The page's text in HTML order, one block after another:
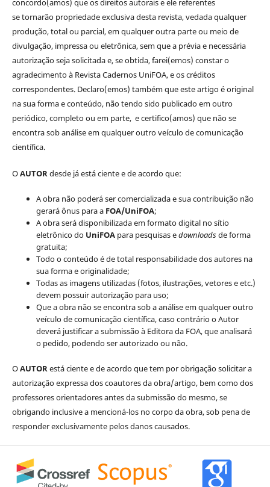
concordo(amos) que os direitos autorais e ele referentes
se tornarão propriedade exclusiva desta revista, vedada qualquer
produção, total ou parcial, em qualquer outra parte ou meio de
divulgação, impressa ou eletrônica, sem que a prévia e necessária
autorização seja solicitada e, se obtida, farei(emos) constar o
agradecimento à Revista Cadernos UniFOA, e os créditos
correspondentes. Declaro(emos) também que este artigo é original
na sua forma e conteúdo, não tendo sido publicado em outro
periódico, completo ou em parte, e certifico(amos) que não se
encontra sob análise em qualquer outro veículo de comunicação
científica.
OAUTORdesde já está ciente e de acordo que:
A obra não poderá ser comercializada e sua contribuição não
gerará ônus para a FOA/UniFOA;
A obra será disponibilizada em formato digital no sítio
eletrônico do UniFOApara pesquisas edownloadsde forma
gratuita;
Todo o conteúdo é de total responsabilidade dos autores na
sua forma e originalidade;
Todas as imagens utilizadas (fotos, ilustrações, vetores e etc.)
devem possuir autorização para uso;
Que a obra não se encontra sob a análise em qualquer outro
veículo de comunicação científica, caso contrário o Autor
deverá justificar a submissão à Editora da FOA, que analisará
o pedido, podendo ser autorizado ou não.
OAUTORestá ciente e de acordo que tem por obrigação solicitar a
autorização expressa dos coautores da obra/artigo, bem como dos
professores orientadores antes da submissão do mesmo, se
obrigando inclusive a mencioná-los no corpo da obra, sob pena de
responder exclusivamente pelos danos causados.